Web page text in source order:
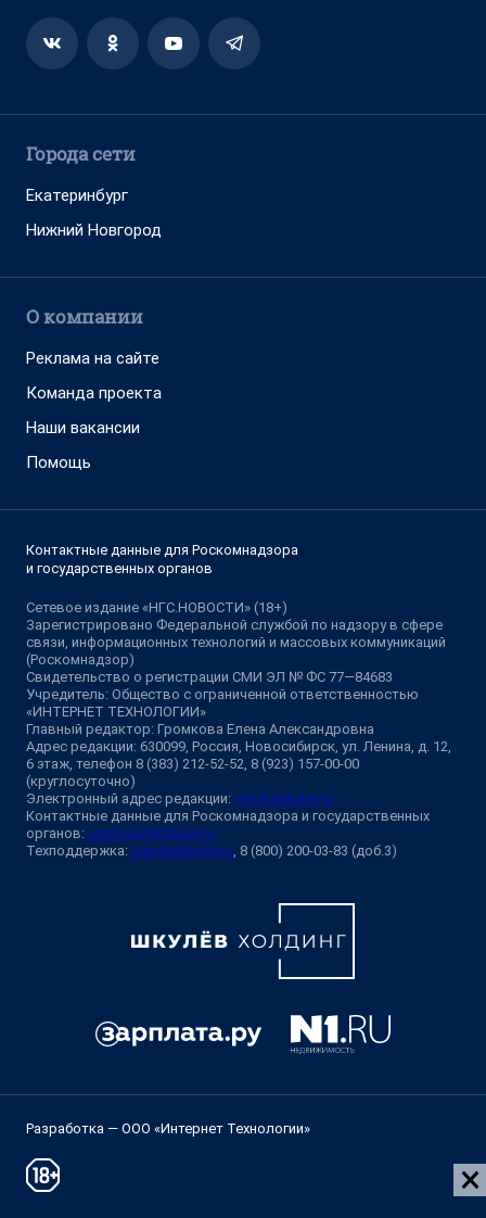
Города сети
Екатеринбург
Нижний Новгород
О компании
Реклама на сайте
Команда проекта
Наши вакансии
Помощь
Контактные данные для Роскомнадзора
и государственных органов
Сетевое издание «НГС.НОВОСТИ» (18+)
Зарегистрировано Федеральной службой по надзору в сфере
связи, информационных технологий и массовых коммуникаций
(Роскомнадзор)
Свидетельство о регистрации СМИ ЭЛ № ФС 77—84683
Учредитель: Общество с ограниченной ответственностью
«ИНТЕРНЕТ ТЕХНОЛОГИИ»
Главный редактор: Громкова Елена Александровна
Адрес редакции: 630099, Россия, Новосибирск, ул. Ленина, д. 12,
6 этаж, телефон 8 (383) 212-52-52, 8 (923) 157-00-00
(круглосуточно)
Электронный адрес редакции: ngs@shkulev.ru
Контактные данные для Роскомнадзора и государственных
органов: juristnsk@shkulev.ru
Техподдержка: help@shkulev.ru , 8 (800) 200-03-83 (доб.3)
Разработка — ООО «Интернет Технологии»